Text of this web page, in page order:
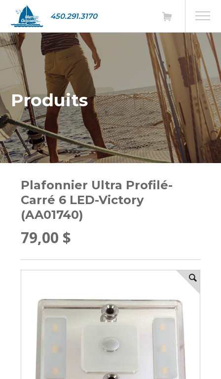
450.291.3170
Produits
Plafonnier Ultra Profilé-
Carré 6 LED-Victory
(AA01740)
79,00 $